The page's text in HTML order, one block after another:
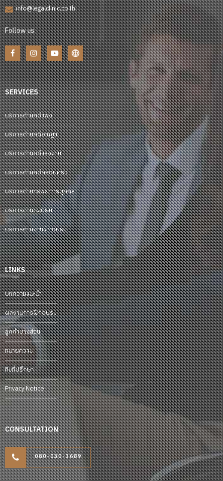
info@legalclinic.co.th
Follow us:
SERVICES
บริการด้านคดีแพ่ง
บริการด้านคดีอาญา
บริการด้านคดีแรงงาน
บริการด้านคดีครอบครัว
บริการด้านทรัพยากรบุคคล
บริการด้านทะเบียน
บริการด้านงานฝึกอบรม
LINKS
บทความแนะนำ
ผลงานการฝึกอบรม
ลูกค้าบางส่วน
ทนายความ
ทีมที่ปรึกษา
Privacy Notice
CONSULTATION
080-030-3689